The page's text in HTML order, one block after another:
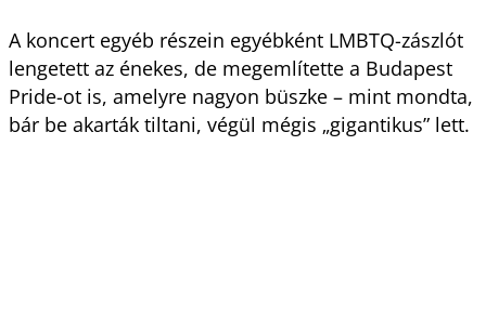
A koncert egyéb részein egyébként LMBTQ-zászlót
lengetett az énekes, de megemlítette a Budapest
Pride-ot is, amelyre nagyon büszke – mint mondta,
bár be akarták tiltani, végül mégis „gigantikus” lett.